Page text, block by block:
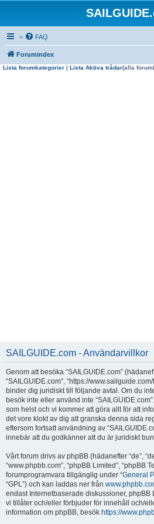
> FAQ
Forumindex
Lista forumkategorier | Lista Aktiva trådar(alla
SAILGUIDE.com - Användarvillkor
Genom att besöka “SAILGUIDE.com”
“SAILGUIDE.com”, “https://
binder dig juridiskt till följande avtal. Om du
besök inte eller använd inte
som helst och vi kommer att göra allt för att
det vore klokt av dig att granska denna sida
eftersom fortsatt användning av
innebär att du godkänner att du är juridiskt
Vårt forum drivs av phpBB (hädanefter “de”,
“www.phpbb.com”, “phpBB Limited”, “phpBB
forumprogramvara tillgänglig under “General
“GPL”) och kan laddas ner från
endast Internetbaserade diskussioner, phpBB
vi tillåter och/eller förbjuder för innehåll och/
information om phpBB, besök https://